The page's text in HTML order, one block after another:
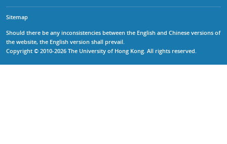
Sitemap
Should there be any inconsistencies between the English and Chinese versions of
the website, the English version shall prevail.
Copyright © 2010-2026 The University of Hong Kong. All rights reserved.